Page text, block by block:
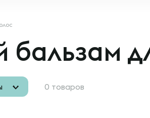
бальзам
0 товаров